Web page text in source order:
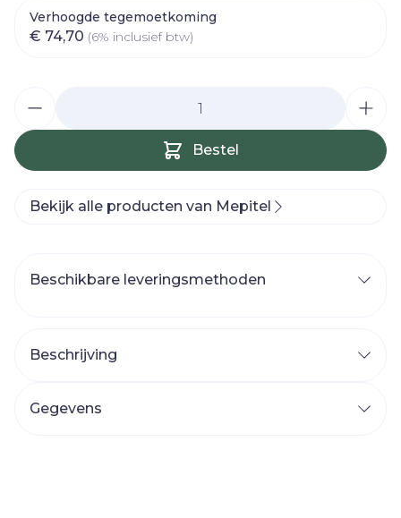
Verhoogde tegemoetkoming
€ 74,70 (6% inclusief btw)
Bestel
Bekijk alle producten van Mepitel
Beschikbare leveringsmethoden
Beschrijving
Gegevens